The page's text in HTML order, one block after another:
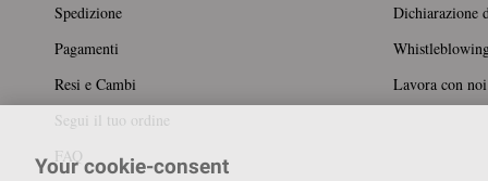
Spedizione
Pagamenti
Resi e Cambi
Segui il tuo ordine
FAQ
Dichiarazione
Lavora con noi
Your cookie-consent